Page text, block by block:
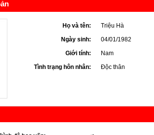
Họ và tên:
Triệu Hà
Ngày sinh:
04/01/1982
Giới tính:
Nam
Tình trạng hôn nhân:
Độc thân